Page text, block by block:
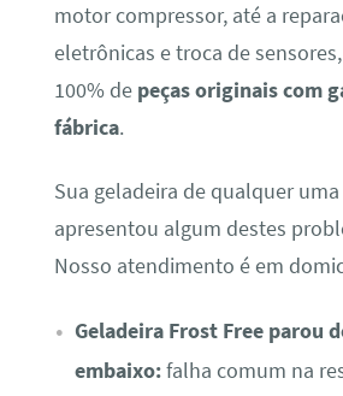
motor compressor, até a
eletrônicas e troca de
100% de peças originais com
fábrica.
Sua geladeira de qualquer
apresentou algum destes
Nosso atendimento é em
Geladeira Frost Free parou
embaixo:falha comum na